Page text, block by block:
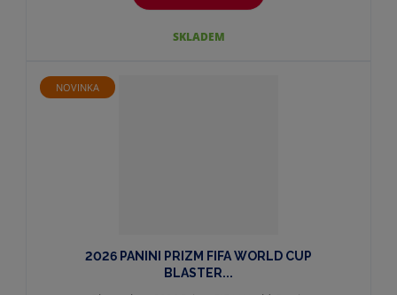
SKLADEM
NOVINKA
2026 PANINI PRIZM FIFA WORLD CUP
BLASTER...